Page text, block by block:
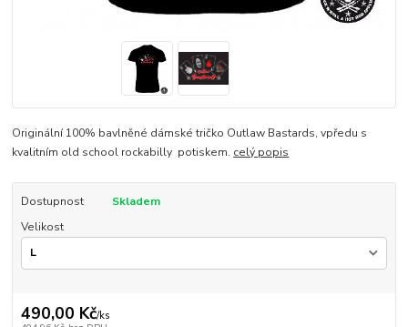
Originální 100% bavlněné dámské tričko Outlaw Bastards, vpředu s
kvalitním old school rockabilly potiskem. celý popis
Dostupnost
Skladem
Velikost
490,00 Kč/ks